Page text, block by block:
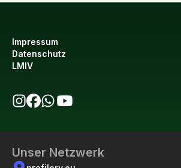
Impressum
Datenschutz
LMIV
Unser Netzwerk